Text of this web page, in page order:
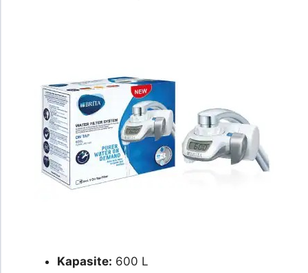
Kapasite: 600 L